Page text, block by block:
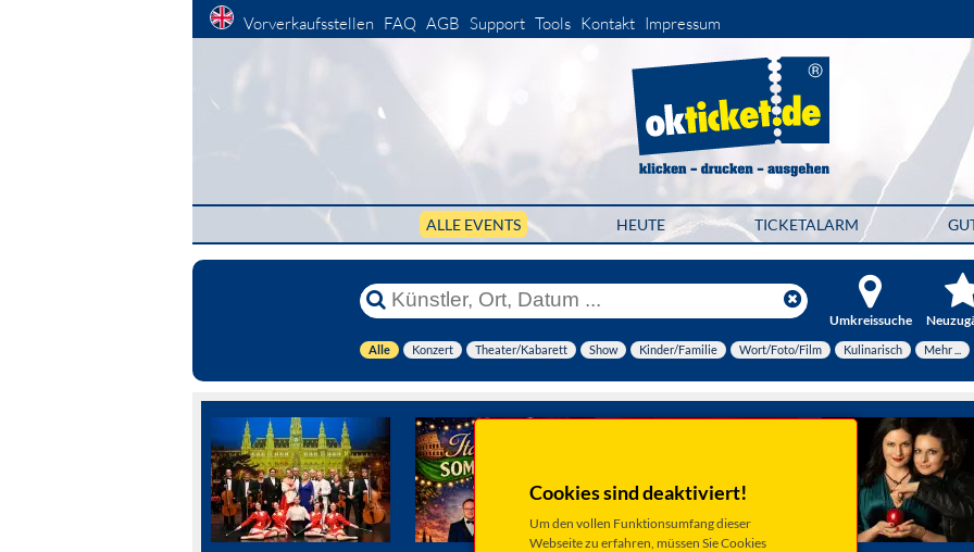
Vorverkaufsstellen FAQ AGB Support Tools Kontakt Impressum
ALLE EVENTS HEUTE TICKETALARM
Umkreissuche
Alle Konzert Theater/Kabarett Show Kinder/Familie Wort/Foto/Film Kulinarisch Mehr ...
Cookies sind deaktiviert!
Um den vollen Funktionsumfang dieser
Webseite zu erfahren, müssen Sie Cookies